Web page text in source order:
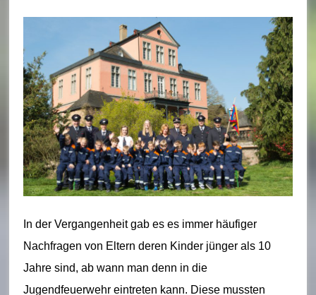
u
r
w
e
h
r
B
o
r
n
In der Vergangenheit gab es es immer häufiger
Nachfragen von Eltern deren Kinder jünger als 10
Jahre sind, ab wann man denn in die
Jugendfeuerwehr eintreten kann. Diese mussten